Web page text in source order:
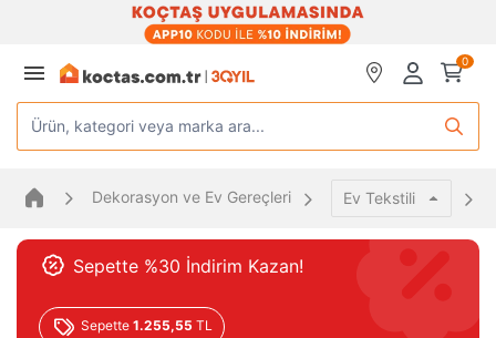
0
Ürün, kategori veya marka ara...
Dekorasyon ve Ev Gereçleri Ev Tekstili
Sepette %30 İndirim Kazan!
Sepette 1.255,55 TL